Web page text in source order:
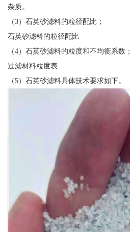
杂质。
（3）石英砂滤料的粒径配比；
石英砂滤料的粒径配比
（4）石英砂滤料的粒度和不均衡系数；
过滤材料粒度表
（5）石英砂滤料具体技术要求如下。